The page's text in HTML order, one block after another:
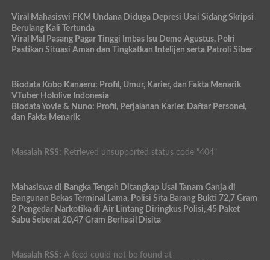
Viral Mahasiswi FKM Undana Diduga Depresi Usai Sidang Skripsi
Berulang Kali Tertunda
Viral Mal Pasang Pagar Tinggi Imbas Isu Demo Agustus, Polri
Pastikan Situasi Aman dan Tingkatkan Intelijen serta Patroli Siber
Biodata Kobo Kanaeru: Profil, Umur, Karier, dan Fakta Menarik
VTuber Hololive Indonesia
Biodata Yovie & Nuno: Profil, Perjalanan Karier, Daftar Personel,
dan Fakta Menarik
Masalah RSS: Retrieved unsupported status code "404"
Mahasiswa di Bangka Tengah Ditangkap Usai Tanam Ganja di
Bangunan Bekas Terminal Lama, Polisi Sita Barang Bukti 72,7 Gram
2 Pengedar Narkotika di Air Lintang Diringkus Polisi, 45 Paket
Sabu Seberat 20,47 Gram Berhasil Disita
Masalah RSS: A feed could not be found at